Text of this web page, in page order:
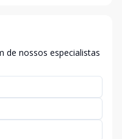
de nossos especialistas